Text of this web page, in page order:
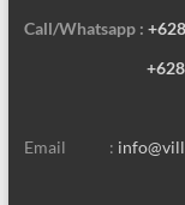
Call/Whatsapp :
Email :